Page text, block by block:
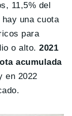
11,5% del
una cuota
para
o alto.2021
acumulada
en 2022